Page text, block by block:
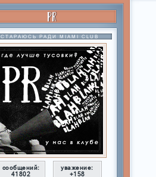
PR
СТАРАЮСЬ РАДИ MIAMI CLUB
сообщений:
41802
уважение:
+158